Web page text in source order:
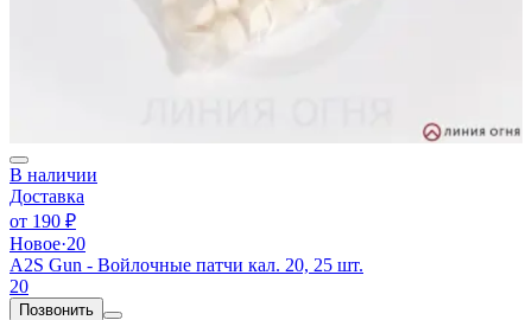
В наличии
Доставка
от 190 ₽
Новое·20
A2S Gun - Войлочные патчи кал. 20, 25 шт.
20
Позвонить